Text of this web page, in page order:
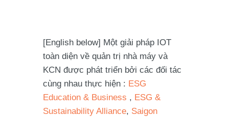
[English below] Một giải pháp IOT
toàn diện về quản trị nhà máy và
KCN được phát triển bởi các đối tác
cùng nhau thực hiện : ESG
Education & Business , ESG &
Sustainability Alliance, Saigon